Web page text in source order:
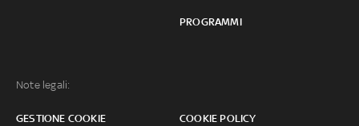
PROGRAMMI
Note legali:
GESTIONE COOKIE COOKIE POLICY